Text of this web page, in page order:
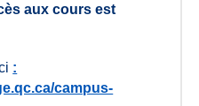
aux cours est
:
campus-